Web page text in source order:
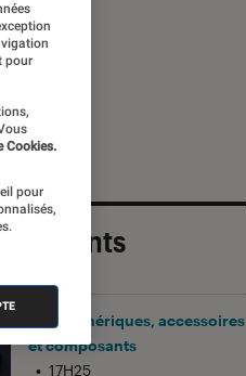
récents
Périphériques, accessoires
et composants
• 17H25
pour
Cookies.
pour